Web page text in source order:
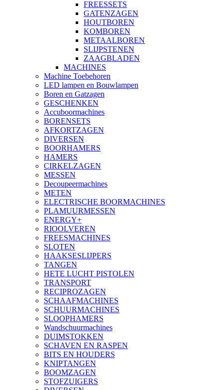
FREESSETS
GATENZAGEN
HOUTBOREN
KOMBOREN
METAALBOREN
SLIJPSTENEN
ZAAGBLADEN
MACHINES
Machine Toebehoren
LED lampen en Bouwlampen
Boren en Gatzagen
GESCHENKEN
Accuboormachines
BORENSETS
AFKORTZAGEN
DIVERSEN
BOORHAMERS
HAMERS
CIRKELZAGEN
MESSEN
Decoupeermachines
METEN
ELECTRISCHE BOORMACHINES
PLAMUURMESSEN
ENERGY+
RIOOLVEREN
FREESMACHINES
SLOTEN
HAAKSESLIJPERS
TANGEN
HETE LUCHT PISTOLEN
TRANSPORT
RECIPROZAGEN
SCHAAFMACHINES
SCHUURMACHINES
SLOOPHAMERS
Wandschuurmachines
DUIMSTOKKEN
SCHAVEN EN RASPEN
BITS EN HOUDERS
KNIPTANGEN
BOOMZAGEN
STOFZUIGERS